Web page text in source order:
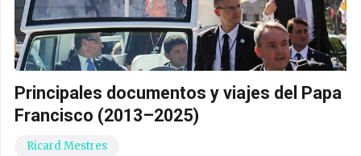
Principales documentos y viajes del Papa
Francisco (2013–2025)
Ricard Mestres